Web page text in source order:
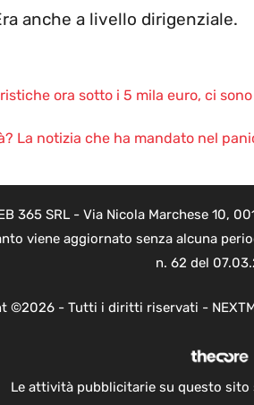
anche a livello dirigenziale.
ora sotto i 5 mila euro, ci
La notizia che ha mandato nel
365 SRL - Via Nicola Marchese 10,
viene aggiornato senza alcuna
n. 62 del
©2026 - Tutti i diritti riservati -
Le attività pubblicitarie su questo sito